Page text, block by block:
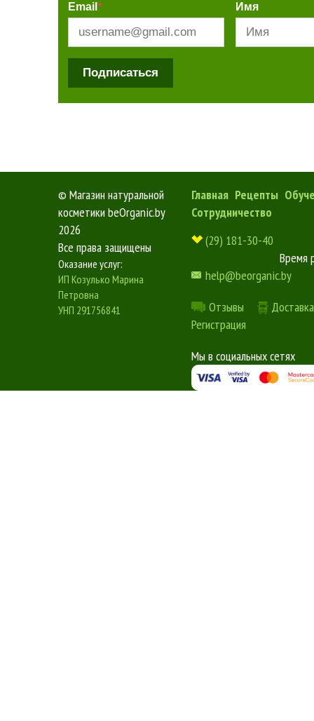
Email * Имя
Подписаться
© Магазин натуральной
косметики beOrganic.by
2026
Все права защищены
Оказание услуг:
ИП Козулько Марина
Петровна
УНП 291756841
Главная Рецепты
Сотрудничество
(29) 181-30-40
Время
help@beorganic.by
Отзывы
Регистрация
Мы в социальных сетях